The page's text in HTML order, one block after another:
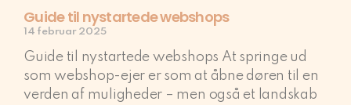
Guide til nystartede webshops
14 februar 2025
Guide til nystartede webshops At springe ud
som webshop-ejer er som at åbne døren til en
verden af muligheder – men også et landskab